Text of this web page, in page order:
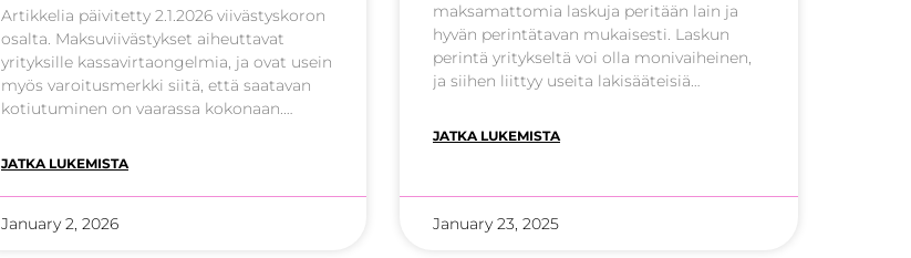
Artikkelia päivitetty 2.1.2026 viivästyskoron
osalta. Maksuviivästykset aiheuttavat
yrityksille kassavirtaongelmia, ja ovat usein
myös varoitusmerkki siitä, että saatavan
kotiutuminen on vaarassa kokonaan.
maksumuistutus sekä asettaa laskulle
ylittyy. Monesti jo pelkkä tietoisuus
viivästyskorosta on riittävä kannustin
JATKA LUKEMISTA
January 2, 2026
maksamattomia laskuja peritään lain ja
hyvän perintätavan mukaisesti. Laskun
perintä yritykseltä voi olla monivaiheinen,
ja siihen liittyy useita lakisääteisiä
yritysperinnän vaiheet, kulut sekä parhaat
menettelyä, jossa velkoja pyrkii saamaan
yrityksen
JATKA LUKEMISTA
January 23, 2025